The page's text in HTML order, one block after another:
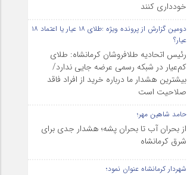
خودداری کنند
دومین گزارش از پرونده ویژه :طلای ۱۸ عیار یا اعتماد ۱۸
عیار؟
رئیس اتحادیه طلافروشان کرمانشاه: طلای
کم‌عیار در شبکه رسمی عرضه جایی ندارد/
بیشترین هشدار ما درباره خرید از افراد فاقد
صلاحیت است
حامد شاهین مهر؛
از بحران آب تا بحران پشه؛ هشدار جدی برای
شرق کرمانشاه
شهردار کرمانشاه عنوان نمود؛